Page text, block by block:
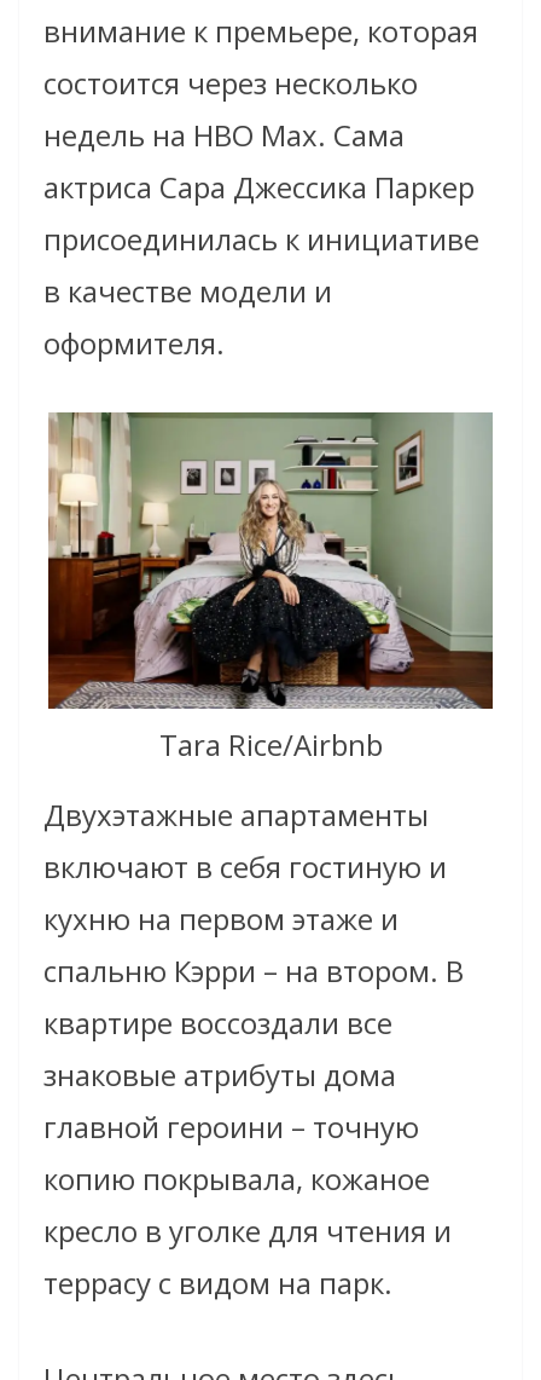
внимание к премьере, которая
состоится через несколько
недель на HBO Max. Сама
актриса Сара Джессика Паркер
присоединилась к инициативе
в качестве модели и
оформителя.
Tara Rice/Airbnb
Двухэтажные апартаменты
включают в себя гостиную и
кухню на первом этаже и
спальню Кэрри – на втором. В
квартире воссоздали все
знаковые атрибуты дома
главной героини – точную
копию покрывала, кожаное
кресло в уголке для чтения и
террасу с видом на парк.